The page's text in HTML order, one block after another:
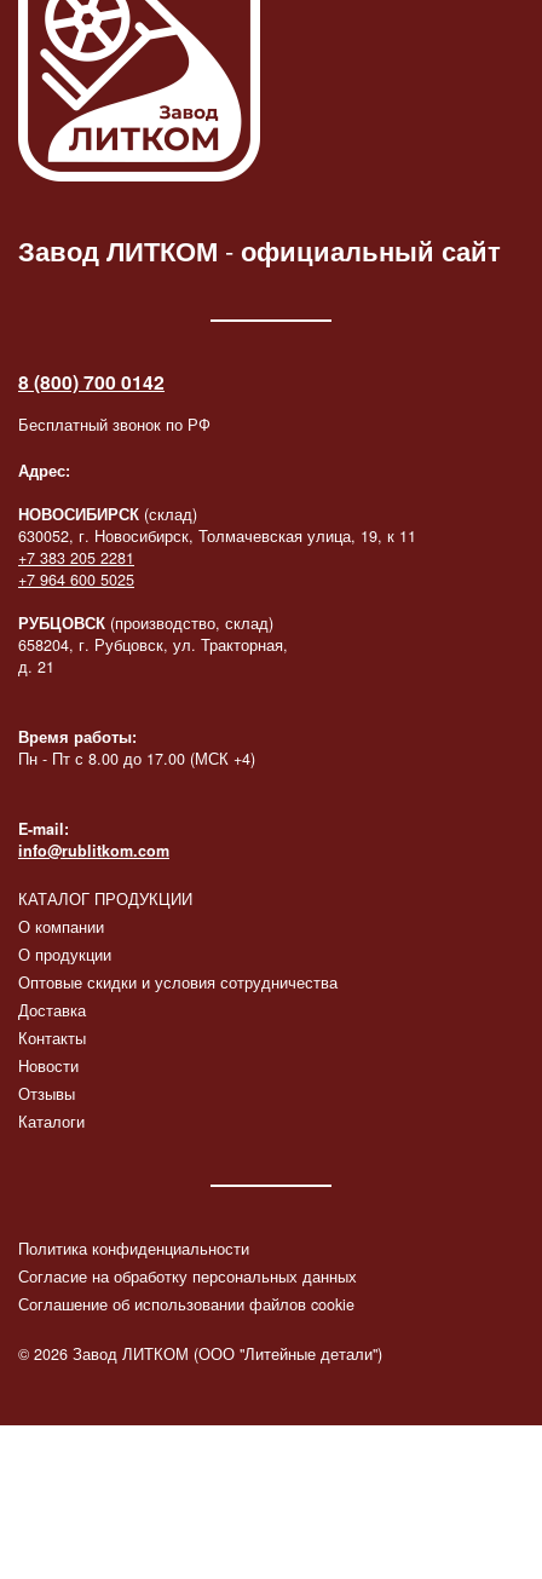
Завод ЛИТКОМ -официальный сайт
8 (800) 700 0142
Бесплатный звонок по РФ
Адрес:
НОВОСИБИРСК (склад)
630052, г. Новосибирск, Толмачевская улица, 19, к 11
+7 383 205 2281
+7 964 600 5025
РУБЦОВСК (производство, склад)
658204, г. Рубцовск, ул. Тракторная,
д. 21
Время работы:
Пн - Пт с 8.00 до 17.00 (МСК +4)
E-mail:
info@rublitkom.com
КАТАЛОГ ПРОДУКЦИИ
О компании
О продукции
Оптовые скидки и условия сотрудничества
Доставка
Контакты
Новости
Отзывы
Каталоги
Политика конфиденциальности
Согласие на обработку персональных данных
Соглашение об использовании файлов cookie
© 2026 Завод ЛИТКОМ (ООО "Литейные детали")